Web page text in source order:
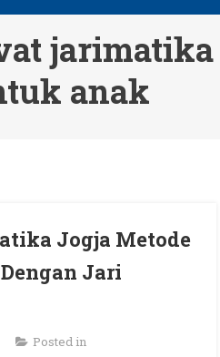
jarimatika
anak
Jogja Metode
Jari
Posted in